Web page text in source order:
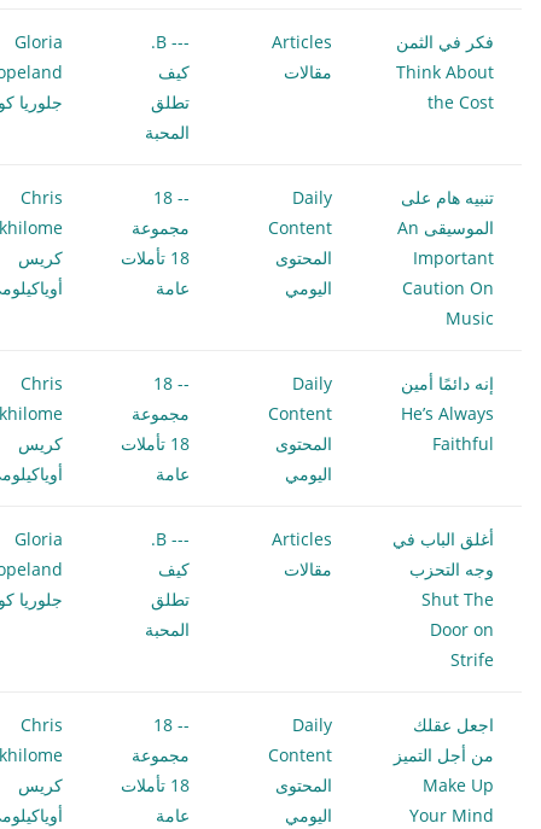
فكر في الثمن
Think About
the Cost
Articles
مقالات
--- B.
كيف
تطلق
المحبة
Gloria
جلوريا
تنبيه هام على
الموسيقى An
Important
Caution On
Music
Daily
Content
المحتوى
اليومي
-- 18
مجموعة
18 تأملات
عامة
Chris
كريس
إنه دائمًا أمين
He’s Always
Faithful
Daily
Content
المحتوى
اليومي
-- 18
مجموعة
18 تأملات
عامة
Chris
كريس
أغلق الباب في
وجه التحزب
Shut The
Door on
Strife
Articles
مقالات
--- B.
كيف
تطلق
المحبة
Gloria
جلوريا
اجعل عقلك
من أجل التميز
Make Up
Your Mind
Daily
Content
المحتوى
اليومي
-- 18
مجموعة
18 تأملات
عامة
Chris
كريس